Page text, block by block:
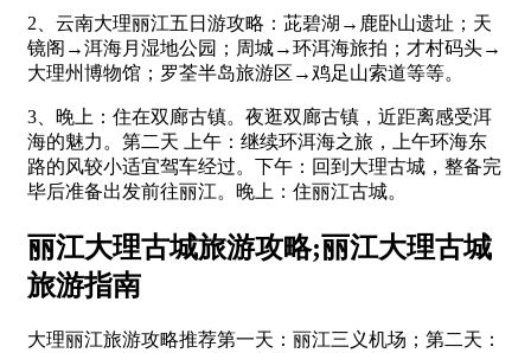
2、云南大理丽江五日游攻略：茈碧湖→鹿卧山遗址；天
镜阁→洱海月湿地公园；周城→环洱海旅拍；才村码头→
大理州博物馆；罗荃半岛旅游区→鸡足山索道等等。
3、晚上：住在双廊古镇。夜逛双廊古镇，近距离感受洱
海的魅力。第二天 上午：继续环洱海之旅，上午环海东
路的风较小适宜驾车经过。下午：回到大理古城，整备完
毕后准备出发前往丽江。晚上：住丽江古城。
丽江大理古城旅游攻略;丽江大理古城
旅游指南
大理丽江旅游攻略推荐第一天：丽江三义机场；第二天：